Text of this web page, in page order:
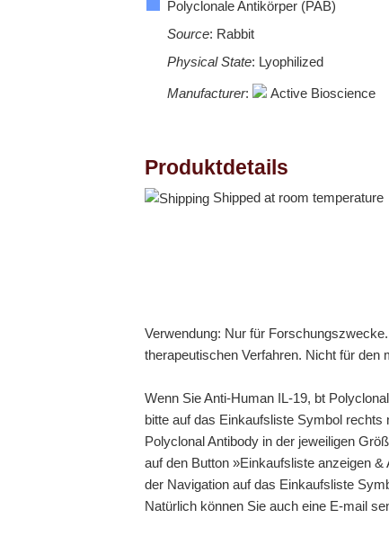
Polyclonale Antikörper (PAB)
Source: Rabbit
Physical State: Lyophilized
Manufacturer: Active Bioscience
Produktdetails
Shipped at room temperature
Verwendung: Nur für
therapeutischen Verfahren. Nicht für den
Wenn Sie Anti-Human IL-19, bt
bitte auf das Einkaufsliste Symbol
Polyclonal Antibody in der jeweiligen
auf den Button »Einkaufsliste anzeigen
der Navigation auf das Einkaufsliste
Natürlich können Sie auch eine E-mail